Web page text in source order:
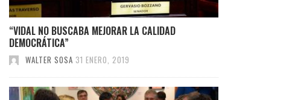
“VIDAL NO BUSCABA MEJORAR LA CALIDAD
DEMOCRÁTICA”
WALTER SOSA 31 ENERO, 2019